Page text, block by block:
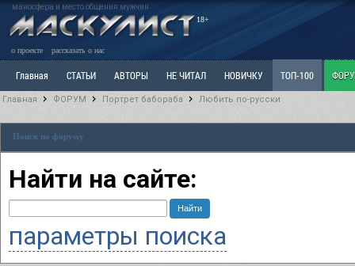
маносфера и место общения мужчин
18+
о проекте рассказать о нас
Главная СТАТЬИ АВТОРЫ НЕ ЧИТАЛ НОВИЧКУ ТОП-100
Ветка: Расстаюсь или Развожусь. САНЧАС Ветка: Наболевшее. Выскажись!
РАЗДЕЛ: Разное
Главная ФОРУМ Портрет бабораба Любить по-русски
Поиск по форуму
Найти на сайте:
параметры поиска